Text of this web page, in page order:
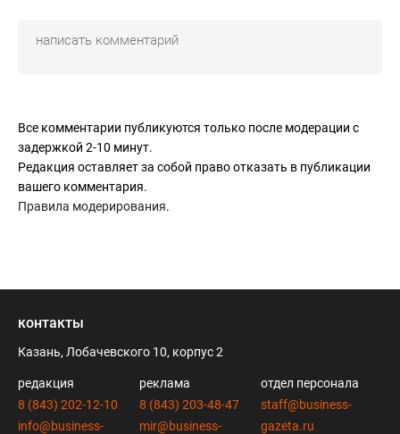
Все комментарии публикуются только после модерации с
задержкой 2-10 минут.
Редакция оставляет за собой право отказать в публикации
вашего комментария.
Правила модерирования.
контакты
Казань, Лобачевского 10, корпус 2
редакция
8 (843) 202-12-10
info@business-
реклама
8 (843) 203-48-47
mir@business-
отдел персонала
staff@business-
gazeta.ru